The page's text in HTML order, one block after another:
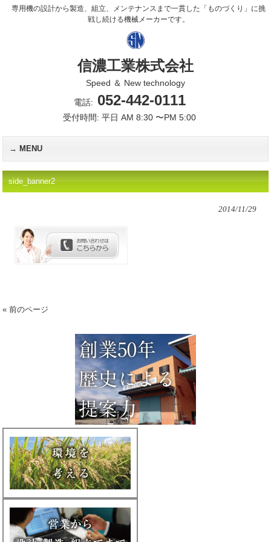
専用機の設計から製造、組立、メンテナンスまで一貫した「ものづくり」に挑
戦し続ける機械メーカーです。
信濃工業株式会社
Speed ＆ New technology
電話: 052-442-0111
受付時間: 平日 AM 8:30 〜PM 5:00
MENU
side_banner2
2014/11/29
« 前のページ